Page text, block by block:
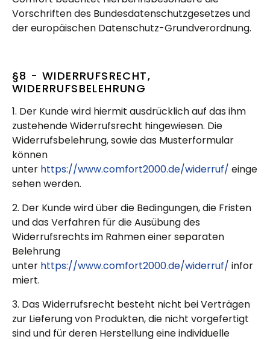
Vorschriften des Bundesdatenschutzgesetzes und
der europäischen Datenschutz-Grundverordnung.
§8 - WIDERRUFSRECHT,
WIDERRUFSBELEHRUNG
1. Der Kunde wird hiermit ausdrücklich auf das ihm
zustehende Widerrufsrecht hingewiesen. Die
Widerrufsbelehrung, sowie das Musterformular
können
unter https://www.comfort2000.de/widerruf/ einge
sehen werden.
2. Der Kunde wird über die Bedingungen, die Fristen
und das Verfahren für die Ausübung des
Widerrufsrechts im Rahmen einer separaten
Belehrung
unter https://www.comfort2000.de/widerruf/ infor
miert.
3. Das Widerrufsrecht besteht nicht bei Verträgen
zur Lieferung von Produkten, die nicht vorgefertigt
sind und für deren Herstellung eine individuelle